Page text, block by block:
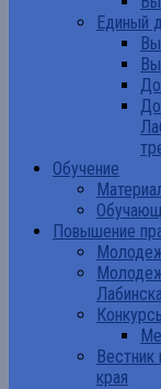
Единый
Обучение
Повышение
Вестник
края